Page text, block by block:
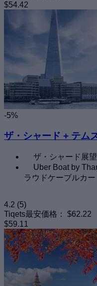
$54.42
-5%
ザ・シャード + テム
ザ・シャード展
Uber Boat by
ラウドケーブルカー
4.2 (5)
Tiqets最安価格：
$62.22
$59.11